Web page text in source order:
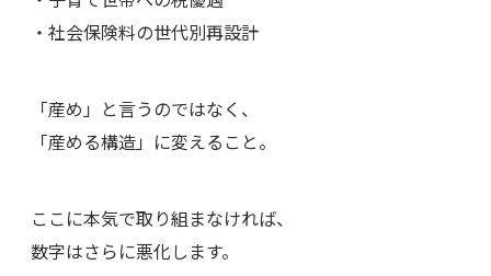
・社会保険料の世代別再設計
「産め」と言うのではなく、
「産める構造」に変えること。
ここに本気で取り組まなければ、
数字はさらに悪化します。